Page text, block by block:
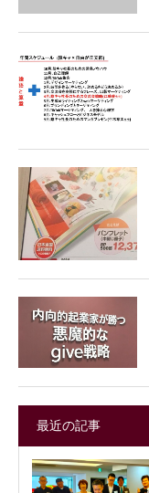
最近の記事